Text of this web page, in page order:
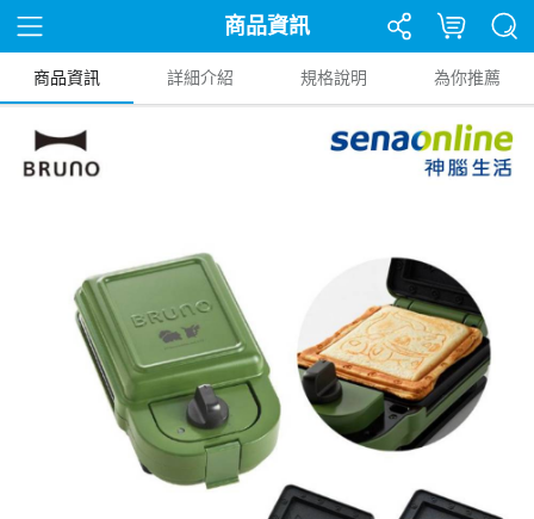
商品資訊
商品資訊 詳細介紹 規格說明 為你推薦